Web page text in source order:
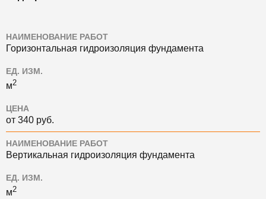
НАИМЕНОВАНИЕ РАБОТ
Горизонтальная гидроизоляция фундамента
ЕД. ИЗМ.
м2
ЦЕНА
от 340 руб.
НАИМЕНОВАНИЕ РАБОТ
Вертикальная гидроизоляция фундамента
ЕД. ИЗМ.
м2